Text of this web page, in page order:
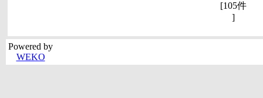
[105件
]
Powered by
WEKO